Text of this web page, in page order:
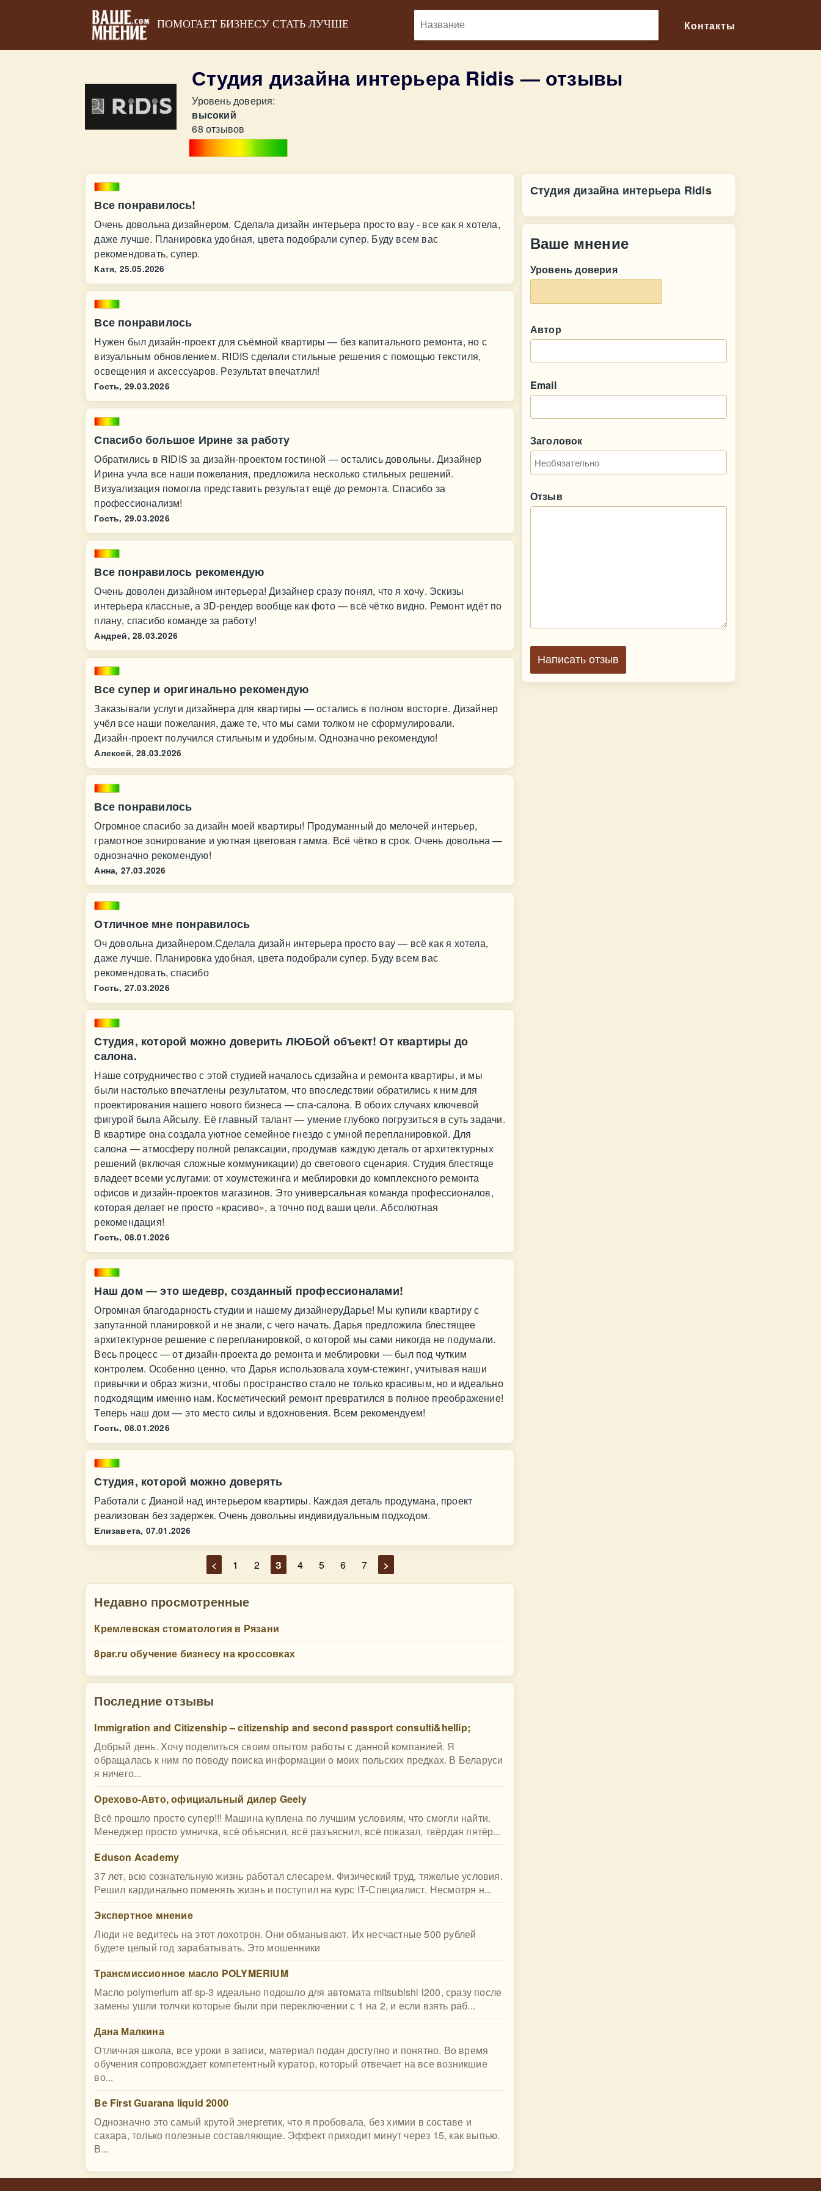
ПОМОГАЕТ БИЗНЕСУ СТАТЬ ЛУЧШЕ Контакты
Студия дизайна интерьера Ridis — отзывы
Уровень доверия:
высокий
68 отзывов
Все понравилось!
Очень довольна дизайнером. Сделала дизайн интерьера просто вау - все как я хотела,
даже лучше. Планировка удобная, цвета подобрали супер. Буду всем вас
рекомендовать, супер.
Катя, 25.05.2026
Все понравилось
Нужен был дизайн‑проект для съёмной квартиры — без капитального ремонта, но с
визуальным обновлением. RIDIS сделали стильные решения с помощью текстиля,
освещения и аксессуаров. Результат впечатлил!
Гость, 29.03.2026
Спасибо большое Ирине за работу
Обратились в RIDIS за дизайн‑проектом гостиной — остались довольны. Дизайнер
Ирина учла все наши пожелания, предложила несколько стильных решений.
Визуализация помогла представить результат ещё до ремонта. Спасибо за
профессионализм!
Гость, 29.03.2026
Все понравилось рекомендую
Очень доволен дизайном интерьера! Дизайнер сразу понял, что я хочу. Эскизы
интерьера классные, а 3D‑рендер вообще как фото — всё чётко видно. Ремонт идёт по
плану, спасибо команде за работу!
Андрей, 28.03.2026
Все супер и оригинально рекомендую
Заказывали услуги дизайнера для квартиры — остались в полном восторге. Дизайнер
учёл все наши пожелания, даже те, что мы сами толком не сформулировали.
Дизайн‑проект получился стильным и удобным. Однозначно рекомендую!
Алексей, 28.03.2026
Все понравилось
Огромное спасибо за дизайн моей квартиры! Продуманный до мелочей интерьер,
грамотное зонирование и уютная цветовая гамма. Всё чётко в срок. Очень довольна —
однозначно рекомендую!
Анна, 27.03.2026
Отличное мне понравилось
Оч довольна дизайнером.Сделала дизайн интерьера просто вау — всё как я хотела,
даже лучше. Планировка удобная, цвета подобрали супер. Буду всем вас
рекомендовать, спасибо
Гость, 27.03.2026
Студия, которой можно доверить ЛЮБОЙ объект! От квартиры до
салона.
Наше сотрудничество с этой студией началось сдизайна и ремонта квартиры, и мы
были настолько впечатлены результатом, что впоследствии обратились к ним для
проектирования нашего нового бизнеса — спа-салона. В обоих случаях ключевой
фигурой была Айсылу. Её главный талант — умение глубоко погрузиться в суть задачи.
В квартире она создала уютное семейное гнездо с умной перепланировкой. Для
салона — атмосферу полной релаксации, продумав каждую деталь от архитектурных
решений (включая сложные коммуникации) до светового сценария. Студия блестяще
владеет всеми услугами: от хоумстежинга и меблировки до комплексного ремонта
офисов и дизайн-проектов магазинов. Это универсальная команда профессионалов,
которая делает не просто «красиво», а точно под ваши цели. Абсолютная
рекомендация!
Гость, 08.01.2026
Наш дом — это шедевр, созданный профессионалами!
Огромная благодарность студии и нашему дизайнеруДарье! Мы купили квартиру с
запутанной планировкой и не знали, с чего начать. Дарья предложила блестящее
архитектурное решение с перепланировкой, о которой мы сами никогда не подумали.
Весь процесс — от дизайн-проекта до ремонта и меблировки — был под чутким
контролем. Особенно ценно, что Дарья использовала хоум-стежинг, учитывая наши
привычки и образ жизни, чтобы пространство стало не только красивым, но и идеально
подходящим именно нам. Косметический ремонт превратился в полное преображение!
Теперь наш дом — это место силы и вдохновения. Всем рекомендуем!
Гость, 08.01.2026
Студия, которой можно доверять
Работали с Дианой над интерьером квартиры. Каждая деталь продумана, проект
реализован без задержек. Очень довольны индивидуальным подходом.
Елизавета, 07.01.2026
< 1 2 3 4 5 6 7 >
Недавно просмотренные
Кремлевская стоматология в Рязани
8par.ru обучение бизнесу на кроссовках
Последние отзывы
Immigration and Citizenship – citizenship and second passport consulti&hellip;
Добрый день. Хочу поделиться своим опытом работы с данной компанией. Я
обращалась к ним по поводу поиска информации о моих польских предках. В Беларуси
я ничего...
Орехово-Авто, официальный дилер Geely
Всё прошло просто супер!!! Машина куплена по лучшим условиям, что смогли найти.
Менеджер просто умничка, всё объяснил, всё разъяснил, всё показал, твёрдая пятёр...
Eduson Academy
37 лет, всю сознательную жизнь работал слесарем. Физический труд, тяжелые условия.
Решил кардинально поменять жизнь и поступил на курс IT-Специалист. Несмотря н...
Экспертное мнение
Люди не ведитесь на этот лохотрон. Они обманывают. Их несчастные 500 рублей
будете целый год зарабатывать. Это мошенники
Трансмиссионное масло POLYMERIUM
Масло polymerium atf sp-3 идеально подошло для автомата mitsubishi l200, сразу после
замены ушли толчки которые были при переключении с 1 на 2, и если взять раб...
Дана Малкина
Отличная школа, все уроки в записи, материал подан доступно и понятно. Во время
обучения сопровождает компетентный куратор, который отвечает на все возникшие
во...
Be First Guarana liquid 2000
Однозначно это самый крутой энергетик, что я пробовала, без химии в составе и
сахара, только полезные составляющие. Эффект приходит минут через 15, как выпью.
В...
Студия дизайна интерьера Ridis
Ваше мнение
Уровень доверия
Автор
Email
Заголовок
Отзыв
Написать отзыв